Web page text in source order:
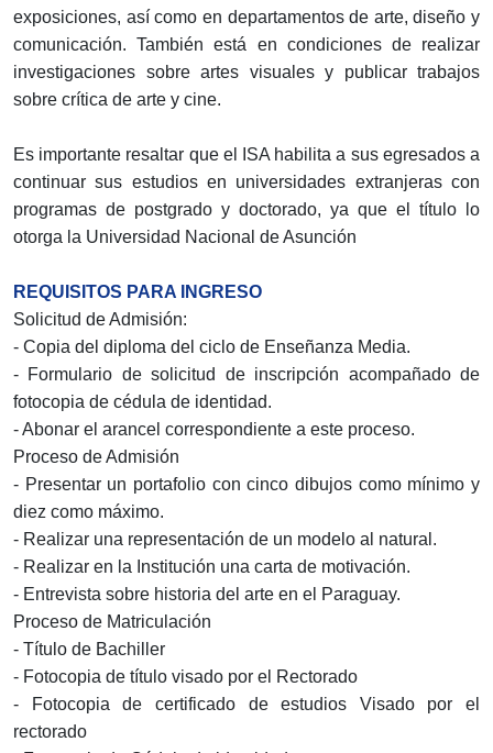
exposiciones, así como en departamentos de arte, diseño y
comunicación. También está en condiciones de realizar
investigaciones sobre artes visuales y publicar trabajos
sobre crítica de arte y cine.
Es importante resaltar que el ISA habilita a sus egresados a
continuar sus estudios en universidades extranjeras con
programas de postgrado y doctorado, ya que el título lo
otorga la Universidad Nacional de Asunción
REQUISITOS PARA INGRESO
Solicitud de Admisión:
- Copia del diploma del ciclo de Enseñanza Media.
- Formulario de solicitud de inscripción acompañado de
fotocopia de cédula de identidad.
- Abonar el arancel correspondiente a este proceso.
Proceso de Admisión
- Presentar un portafolio con cinco dibujos como mínimo y
diez como máximo.
- Realizar una representación de un modelo al natural.
- Realizar en la Institución una carta de motivación.
- Entrevista sobre historia del arte en el Paraguay.
Proceso de Matriculación
- Título de Bachiller
- Fotocopia de título visado por el Rectorado
- Fotocopia de certificado de estudios Visado por el
rectorado